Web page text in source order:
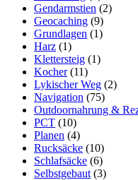
Gendarmstien (2)
Geocaching (9)
Grundlagen (1)
Harz (1)
Klettersteig (1)
Kocher(11)
Lykischer Weg (2)
Navigation (75)
Outdoornahrung &
PCT (10)
Planen (4)
Rucksäcke (10)
Schlafsäcke (6)
Selbstgebaut (3)